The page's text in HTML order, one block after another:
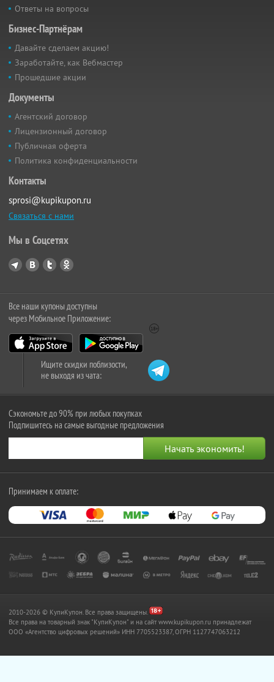
Ответы на вопросы
Бизнес-Партнёрам
Давайте сделаем акцию!
Заработайте, как Вебмастер
Прошедшие акции
Документы
Агентский договор
Лицензионный договор
Публичная оферта
Политика конфиденциальности
Контакты
sprosi@kupikupon.ru
Связаться с нами
Мы в Соцсетях
Все наши купоны доступны
через Мобильное Приложение:
Ищите скидки поблизости,
не выходя из чата:
Сэкономьте до 90% при любых покупках
Подпишитесь на самые выгодные предложения
Принимаем к оплате:
2010-2026 © КупиКупон. Все права защищены.
Все права на товарный знак "КупиКупон" и на сайт www.kupikupon.ru принадлежат
OOO «Агентство цифровых решений» ИНН 7705523387, ОГРН 1127747063212